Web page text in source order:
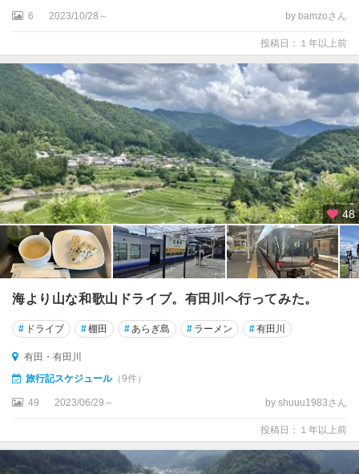
6 2023/10/28～ by bamzoさん
投稿日：１年以上前
48
海より山な和歌山ドライブ。有田川へ行ってみた。
# ドライブ #棚田 #あらぎ島 # ラーメン #有田川
有田・有田川
旅行記スケジュール（9件）
49 2023/06/29～ by shuuu1983さん
投稿日：１年以上前